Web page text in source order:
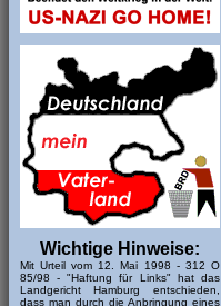
Wichtige Hinweise:
Mit Urteil vom 12. Mai 1998 - 312 O
85/98 - "Haftung für Links" hat das
Landgericht Hamburg entschieden,
dass man durch die Anbringung eines